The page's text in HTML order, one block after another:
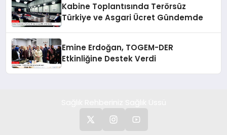
Kabine Toplantısında Terörsüz
Türkiye ve Asgari Ücret Gündemde
Emine Erdoğan, TOGEM-DER
Etkinliğine Destek Verdi